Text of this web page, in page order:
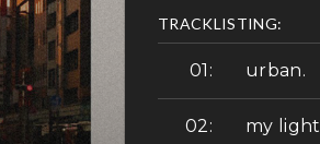
TRACKLISTING:
urban.
my light